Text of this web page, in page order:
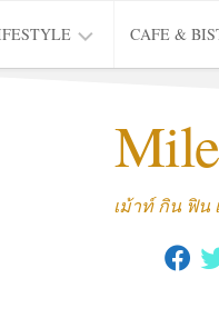
CAFE &
CAFE
เม้าท์ กิน ฟิน